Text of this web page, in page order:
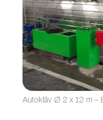
Autokláv Ø 2 x 12 m –